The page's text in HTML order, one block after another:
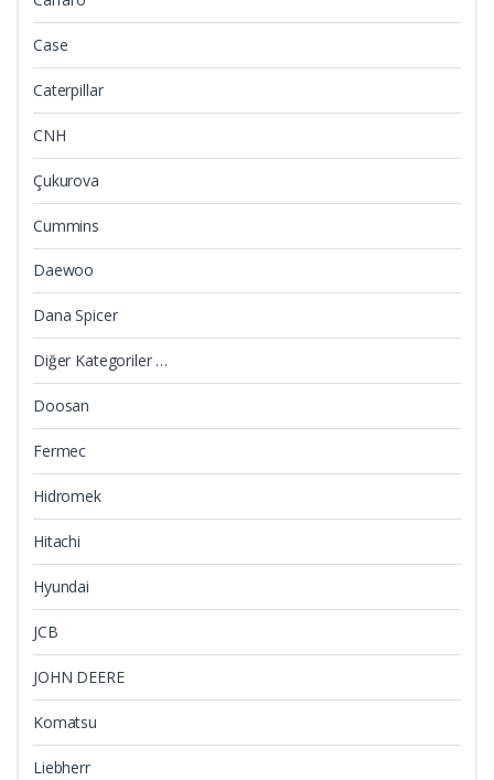
Case
Caterpillar
CNH
Çukurova
Cummins
Daewoo
Dana Spicer
Diğer Kategoriler …
Doosan
Fermec
Hidromek
Hitachi
Hyundai
JCB
JOHN DEERE
Komatsu
Liebherr